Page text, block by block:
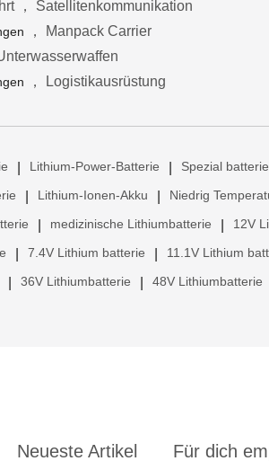
， Satellitenkommunikation
， Manpack Carrier
， Logistikausrüstung
Lithium-Power-Batterie Spezial batterie
Lithium-Ionen-Akku Niedrig
medizinische Lithiumbatterie 12V
7.4V Lithium batterie 11.1V Lithium
36V Lithiumbatterie 48V Lithiumbatterie
Neueste Artikel Für dich